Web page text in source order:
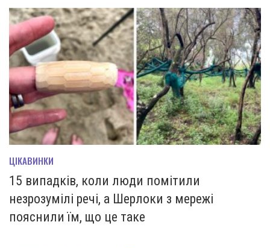
ЦІКАВИНКИ
15 випадків, коли люди помітили
незрозумілі речі, а Шерлоки з мережі
пояснили їм, що це таке